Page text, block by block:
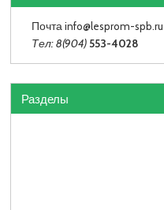
Почта info@lesprom-spb.ru
Тел: 8(904) 553-4028
Разделы